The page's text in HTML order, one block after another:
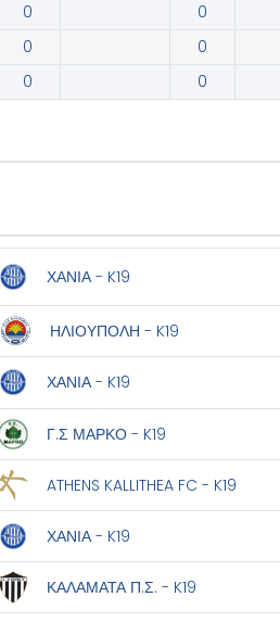
0 0
0 0
0 0
ΧΑΝΙΑ - K19
ΗΛΙΟΥΠΟΛΗ - K19
ΧΑΝΙΑ - K19
Γ.Σ ΜΑΡΚΟ - K19
ATHENS KALLITHEA FC - K19
ΧΑΝΙΑ - K19
ΚΑΛΑΜΑΤΑ Π.Σ. - K19